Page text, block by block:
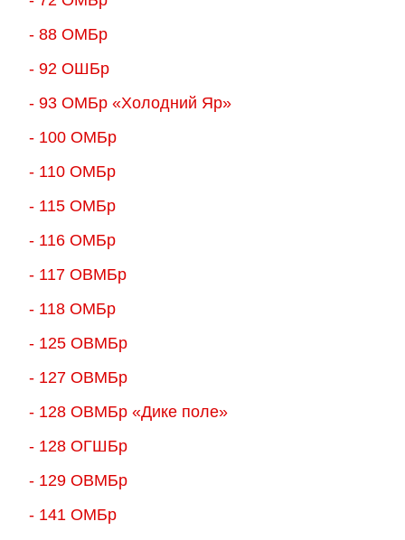
- 88 ОМБр
- 92 ОШБр
- 93 ОМБр «Холодний Яр»
- 100 ОМБр
- 110 ОМБр
- 115 ОМБр
- 116 ОМБр
- 117 ОВМБр
- 118 ОМБр
- 125 ОВМБр
- 127 ОВМБр
- 128 ОВМБр «Дике поле»
- 128 ОГШБр
- 129 ОВМБр
- 141 ОМБр